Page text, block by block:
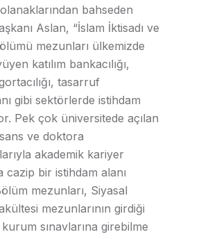
bahseden
Aslan, “İslam İktisadı ve
mezunları ülkemizde
katılım bankacılığı,
tasarruf
gibi sektörlerde istihdam
Pek çok üniversitede açılan
ve doktora
akademik kariyer
cazip bir istihdam alanı
mezunları, Siyasal
mezunlarının girdiği
sınavlarına girebilme